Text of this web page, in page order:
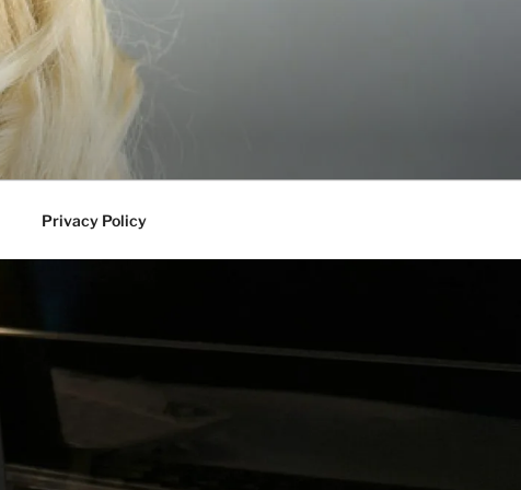
Privacy Policy